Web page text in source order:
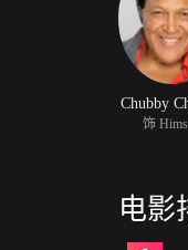
Chubby
饰
电影